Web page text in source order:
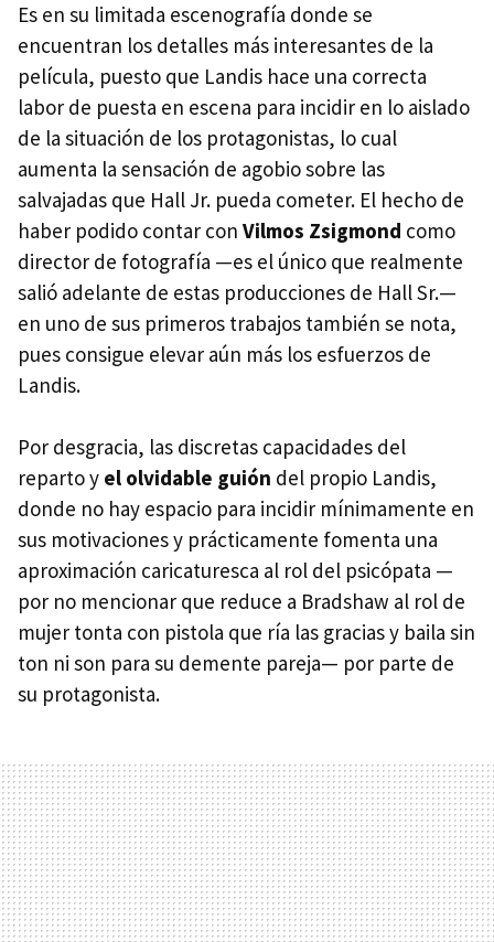
Es en su limitada escenografía donde se
encuentran los detalles más interesantes de la
película, puesto que Landis hace una correcta
labor de puesta en escena para incidir en lo aislado
de la situación de los protagonistas, lo cual
aumenta la sensación de agobio sobre las
salvajadas que Hall Jr. pueda cometer. El hecho de
haber podido contar con Vilmos Zsigmond como
director de fotografía —es el único que realmente
salió adelante de estas producciones de Hall Sr.—
en uno de sus primeros trabajos también se nota,
pues consigue elevar aún más los esfuerzos de
Landis.
Por desgracia, las discretas capacidades del
reparto y el olvidable guión del propio Landis,
donde no hay espacio para incidir mínimamente en
sus motivaciones y prácticamente fomenta una
aproximación caricaturesca al rol del psicópata —
por no mencionar que reduce a Bradshaw al rol de
mujer tonta con pistola que ría las gracias y baila sin
ton ni son para su demente pareja— por parte de
su protagonista.